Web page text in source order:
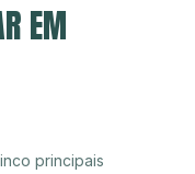
EM
principais